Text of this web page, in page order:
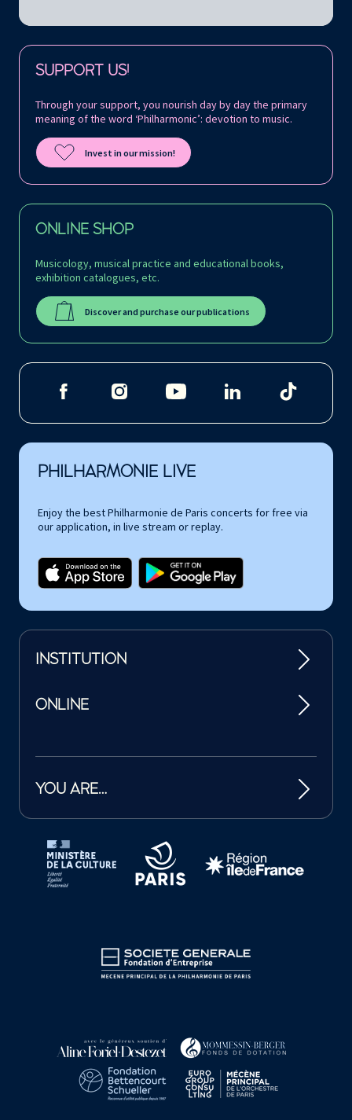
SUPPORT US!
Through your support, you nourish day by day the primary
meaning of the word ‘Philharmonic’: devotion to music.
Invest in our mission!
ONLINE SHOP
Musicology, musical practice and educational books,
exhibition catalogues, etc.
Discover and purchase our publications
Follow us on:
PHILHARMONIE LIVE
Enjoy the best Philharmonie de Paris concerts for free via
our application, in live stream or replay.
INSTITUTION
ONLINE
YOU ARE…
Tutelles et mécènes de la Philharmonie de Paris